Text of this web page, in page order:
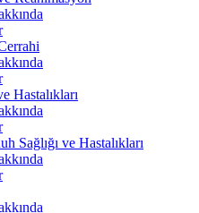
Hastalıkları
Sağlığı ve Hastalıkları